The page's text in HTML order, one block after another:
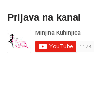
Prijava na kanal